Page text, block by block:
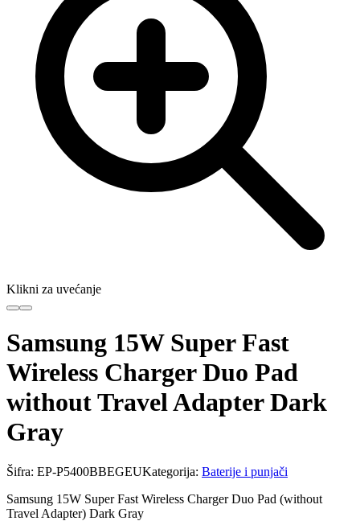
Klikni za uvećanje
Samsung 15W Super Fast
Wireless Charger Duo Pad
without Travel Adapter Dark
Gray
Šifra: EP-P5400BBEGEUKategorija: Baterije i punjači
Samsung 15W Super Fast Wireless Charger Duo Pad (without
Travel Adapter) Dark Gray